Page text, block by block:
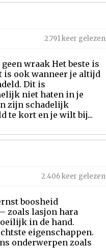
2.791 keer gelezen
wraak Het beste is
is ook wanneer je altijd
Dit is
niet haten in je
zijn schadelijk
te kort en je wilt bij...
2.406 keer gelezen
boosheid
zoals lasjon hara
in de hand.
eigenschappen.
onderwerpen zoals